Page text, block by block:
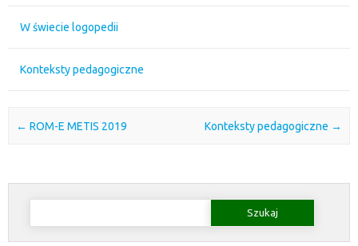
W świecie logopedii
Konteksty pedagogiczne
Post navigation
← ROM-E METIS 2019 Konteksty pedagogiczne →
Szukaj: